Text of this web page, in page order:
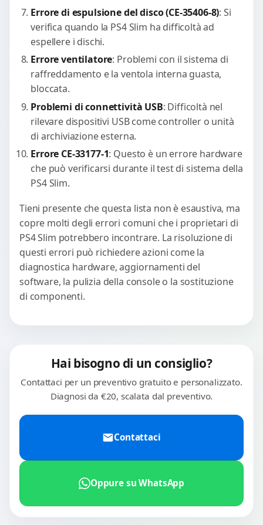
Errore di espulsione del disco (CE-35406-8): Si
verifica quando la PS4 Slim ha difficoltà ad
espellere i dischi.
Errore ventilatore: Problemi con il sistema di
raffreddamento e la ventola interna guasta,
bloccata.
Problemi di connettività USB: Difficoltà nel
rilevare dispositivi USB come controller o unità
di archiviazione esterna.
Errore CE-33177-1: Questo è un errore hardware
che può verificarsi durante il test di sistema della
PS4 Slim.
Tieni presente che questa lista non è esaustiva, ma
copre molti degli errori comuni che i proprietari di
PS4 Slim potrebbero incontrare. La risoluzione di
questi errori può richiedere azioni come la
diagnostica hardware, aggiornamenti del
software, la pulizia della console o la sostituzione
di componenti.
Hai bisogno di un consiglio?
Contattaci per un preventivo gratuito e personalizzato.
Diagnosi da €20, scalata dal preventivo.
Contattaci
Oppure su WhatsApp